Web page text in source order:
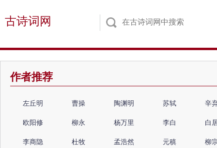
古诗词网
作者推荐
左丘明 曹操 陶渊明 苏轼 辛
欧阳修 柳永 杨万里 李白 白
李商隐 杜牧 孟浩然 元稹 柳